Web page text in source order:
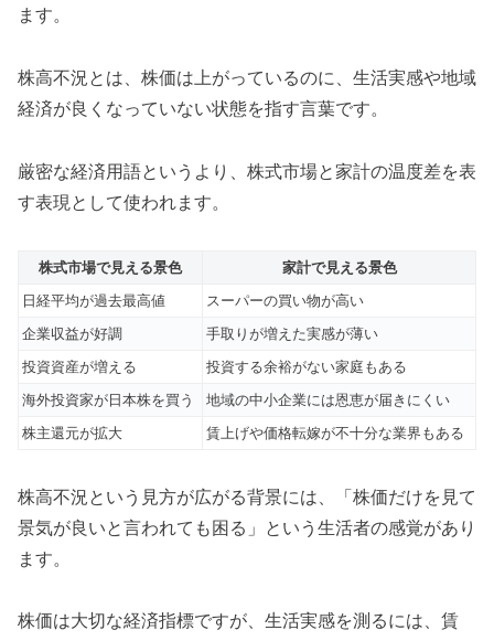
ます。
株高不況とは、株価は上がっているのに、生活実感や地域
経済が良くなっていない状態を指す言葉です。
厳密な経済用語というより、株式市場と家計の温度差を表
す表現として使われます。
株式市場で見える景色
家計で見える景色
日経平均が過去最高値
スーパーの買い物が高い
企業収益が好調
手取りが増えた実感が薄い
投資資産が増える
投資する余裕がない家庭もある
海外投資家が日本株を買う
地域の中小企業には恩恵が届きにくい
株主還元が拡大
賃上げや価格転嫁が不十分な業界もある
株高不況という見方が広がる背景には、「株価だけを見て
景気が良いと言われても困る」という生活者の感覚があり
ます。
株価は大切な経済指標ですが、生活実感を測るには、賃